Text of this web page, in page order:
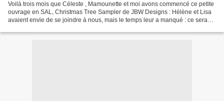
Voilà trois mois que Céleste , Mamounette et moi avons commencé ce petite
ouvrage en SAL, Christmas Tree Sampler de JBW Designs : Hélène et Lisa
avaient envie de se joindre à nous, mais le temps leur a manqué : ce sera